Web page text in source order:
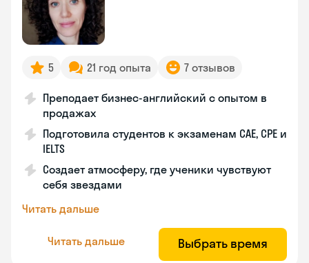
5 21 год опыта 7 отзывов
Преподает бизнес-английский с опытом в
продажах
Подготовила студентов к экзаменам CAE, CPE и
IELTS
Создает атмосферу, где ученики чувствуют
себя звездами
Читать дальше
Читать дальше Выбрать время